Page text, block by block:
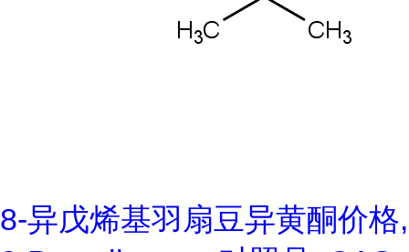
8-异戊烯基羽扇豆异黄酮价格,